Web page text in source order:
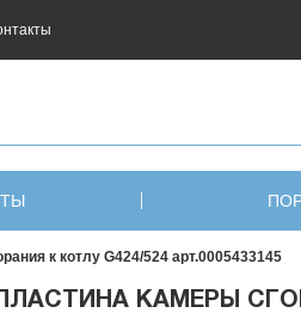
к котлу G424/524 арт.0005433145
КАМЕРЫ